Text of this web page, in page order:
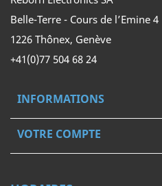
Belle-Terre - Cours de l’Emine 4
1226 Thônex, Genève
+41(0)77 504 68 24
INFORMATIONS
VOTRE COMPTE